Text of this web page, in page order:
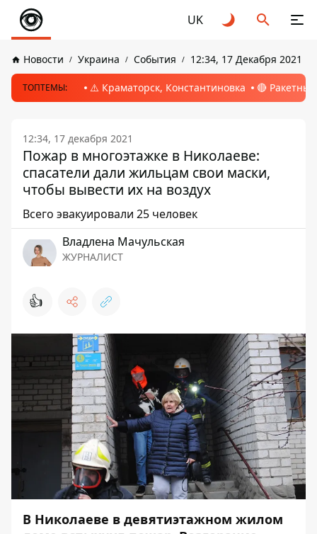
UK
Новости Украина События 12:34, 17 Декабря 2021
ТОПТЕМЫ: ⚠️ Краматорск, Константиновка 🔴
12:34, 17 декабря 2021
Пожар в многоэтажке в Николаеве:
спасатели дали жильцам свои маски,
чтобы вывести их на воздух
Всего эвакуировали 25 человек
Владлена Мачульская
ЖУРНАЛИСТ
👍
В Николаеве в девятиэтажном жилом